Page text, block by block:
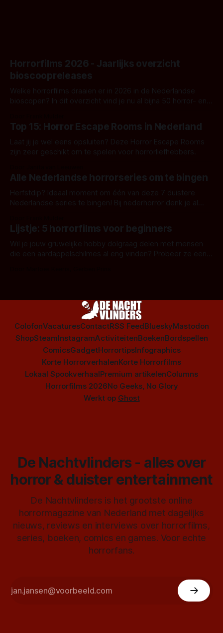
Horrorfilms 2026 - Jaarlijks overzicht
bioscoopreleases
Welke horrorfilms draaien er in 2026 in de Nederlandse
bioscopen? In dit overzicht vind je nu al bijna 50 horror- en
Top 15: Horror Escape Rooms in Nederland
Laat jij je wel eens opsluiten? Deze Horror Escape Rooms
zijn zeer geschikt om te spelen voor horrorliefhebbers.
Alle Nederlandse horrorseries om te bingen
Herfstdip? Ideaal moment om één van deze 7 duistere
Nederlandse series te bingen! Bij nederhorror denk je al
Amsterdamned of The Johnsons. Maar Nederlandse horror
is niet beperkt tot films. Hier een aantal Nederlandse tv-
series uit het duistere of horrorgenre. Als
Lijstje: 5 horrorfilms voor beginners
Wil je jouw gruwelijke hobby dolgraag delen met mensen
die een aardappelschilmes al eng vinden? Probeer ze eens
ColofonVacaturesContactRSS FeedBlueskyMastodon
ShopSteamInstagramActiviteitenBoekenBordspellen
ComicsGadgetHorrortipsInfographics
Korte HorrorverhalenKorte Horrorfilms
Lokaal SpookverhaalPremium artikelenColumns
Horrorfilms 2026No Geeks, No Glory
Werkt op Ghost
De Nachtvlinders - alles over
horror & duister entertainment
De Nachtvlinders is het grootste online
horrormagazine van Nederland met dagelijks
nieuws, reviews en interviews over horrorfilms,
series, boeken, comics en games. Voor echte
horrorfans.